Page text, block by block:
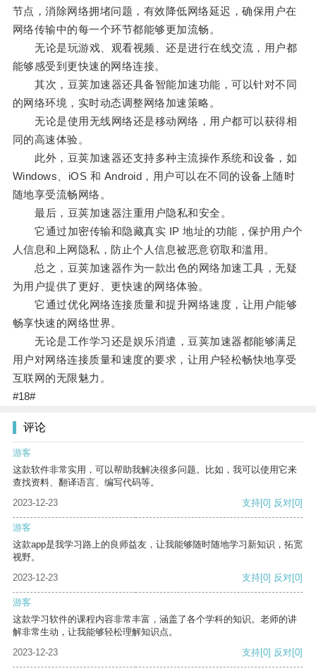
节点，消除网络拥堵问题，有效降低网络延迟，确保用户在
网络传输中的每一个环节都能够更加流畅。
无论是玩游戏、观看视频、还是进行在线交流，用户都
能够感受到更快速的网络连接。
其次，豆荚加速器还具备智能加速功能，可以针对不同
的网络环境，实时动态调整网络加速策略。
无论是使用无线网络还是移动网络，用户都可以获得相
同的高速体验。
此外，豆荚加速器还支持多种主流操作系统和设备，如
Windows、iOS 和 Android，用户可以在不同的设备上随时
随地享受流畅网络。
最后，豆荚加速器注重用户隐私和安全。
它通过加密传输和隐藏真实 IP 地址的功能，保护用户个
人信息和上网隐私，防止个人信息被恶意窃取和滥用。
总之，豆荚加速器作为一款出色的网络加速工具，无疑
为用户提供了更好、更快速的网络体验。
它通过优化网络连接质量和提升网络速度，让用户能够
畅享快速的网络世界。
无论是工作学习还是娱乐消遣，豆荚加速器都能够满足
用户对网络连接质量和速度的要求，让用户轻松畅快地享受
互联网的无限魅力。
#18#
评论
游客
这款软件非常实用，可以帮助我解决很多问题。比如，我可以使用它来
查找资料、翻译语言、编写代码等。
2023-12-23
支持[0] 反对[0]
游客
这款app是我学习路上的良师益友，让我能够随时随地学习新知识，拓宽
视野。
2023-12-23
支持[0] 反对[0]
游客
这款学习软件的课程内容非常丰富，涵盖了各个学科的知识。老师的讲
解非常生动，让我能够轻松理解知识点。
2023-12-23
支持[0] 反对[0]